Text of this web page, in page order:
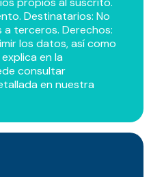
Destinatarios: No
terceros. Derechos:
los datos, así como
en la
consultar
en nuestra